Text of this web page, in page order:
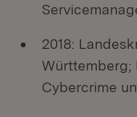
2018:
Württemberg;
Cybercrime